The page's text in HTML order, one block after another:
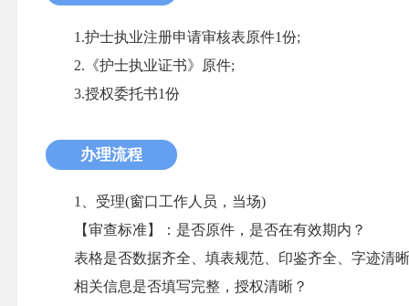
1.护士执业注册申请审核表原件1份;
2.《护士执业证书》原件;
3.授权委托书1份
办理流程
1、受理(窗口工作人员，当场)
【审查标准】：是否原件，是否在有效期内？
表格是否数据齐全、填表规范、印鉴齐全、字迹清
相关信息是否填写完整，授权清晰？